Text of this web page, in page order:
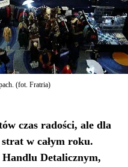
(fot. Fratria)
czas radości, ale dla
w całym roku.
Detalicznym,